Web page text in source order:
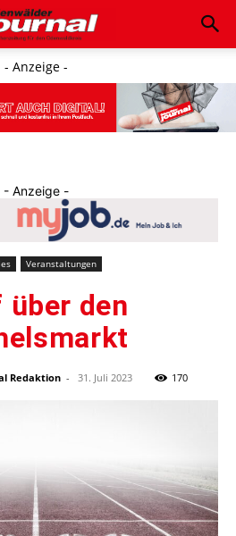
- Anzeige -
- Anzeige -
Veranstaltungen
über den
Redaktion - 31. Juli 2023 170